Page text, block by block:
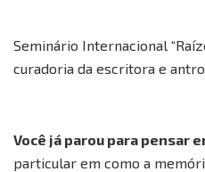
Seminário Internacional
curadoria da escritora e
Você já parou para pensar
particular em como a